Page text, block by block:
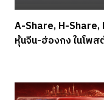
A-Share, H-Share,
หุ้นจีน-ฮ่องกง ในโพส